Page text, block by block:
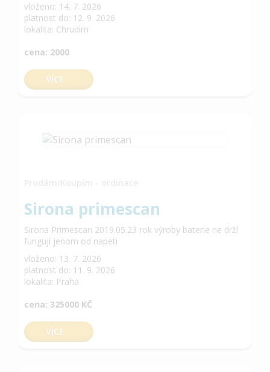
vloženo: 14. 7. 2026
platnost do: 12. 9. 2026
lokalita: Chrudim
cena: 2000
VÍCE
Sirona primescan
Sirona Primescan 2019.05.23 rok výroby baterie ne drží
fungují jenom od napeti
vloženo: 13. 7. 2026
platnost do: 11. 9. 2026
lokalita: Praha
cena: 325000 KČ
VÍCE